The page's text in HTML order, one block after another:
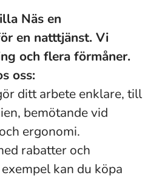
Näs en
en natttjänst. Vi
och flera förmåner.
oss:
ditt arbete enklare, till
bemötande vid
ergonomi.
rabatter och
kan du köpa